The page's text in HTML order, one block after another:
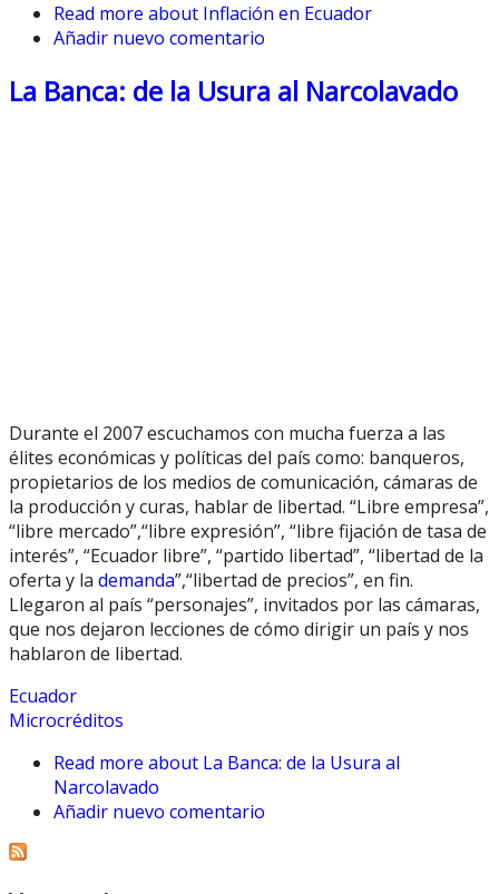
Read more about Inflación en Ecuador
Añadir nuevo comentario
La Banca: de la Usura al Narcolavado
Durante el 2007 escuchamos con mucha fuerza a las
élites económicas y políticas del país como: banqueros,
propietarios de los medios de comunicación, cámaras de
la producción y curas, hablar de libertad. “Libre empresa”,
“libre mercado”,“libre expresión”, “libre fijación de tasa de
interés”, “Ecuador libre”, “partido libertad”, “libertad de la
oferta y la demanda”,“libertad de precios”, en fin.
Llegaron al país “personajes”, invitados por las cámaras,
que nos dejaron lecciones de cómo dirigir un país y nos
hablaron de libertad.
Ecuador
Microcréditos
Read more about La Banca: de la Usura al
Narcolavado
Añadir nuevo comentario